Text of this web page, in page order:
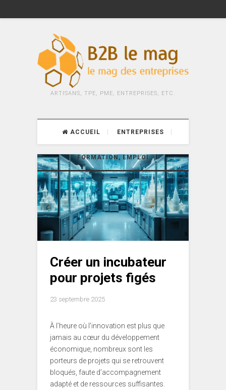
ARTISANS, TPE, PME, ENTREPRISES, ETC.
ACCUEIL ENTREPRISES
FORMATION, EMPLOI
Créer un incubateur
pour projets figés
23 septembre 2025
À l’heure où l’innovation est plus que
jamais au cœur du développement
économique, nombreux sont les
porteurs de projets qui se retrouvent
bloqués, faute d’accompagnement
adapté et de ressources suffisantes.